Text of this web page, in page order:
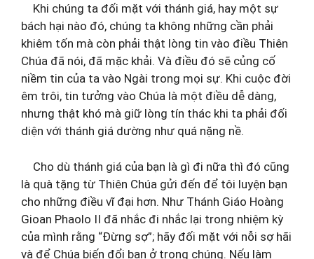
Khi chúng ta đối mặt với thánh giá, hay một sự
bách hại nào đó, chúng ta không những cần phải
khiêm tốn mà còn phải thật lòng tin vào điều Thiên
Chúa đã nói, đã mặc khải. Và điều đó sẽ củng cố
niềm tin của ta vào Ngài trong mọi sự. Khi cuộc đời
êm trôi, tin tưởng vào Chúa là một điều dễ dàng,
nhưng thật khó mà giữ lòng tín thác khi ta phải đối
diện với thánh giá dường như quá nặng nề.
Cho dù thánh giá của bạn là gì đi nữa thì đó cũng
là quà tặng từ Thiên Chúa gửi đến để tôi luyện bạn
cho những điều vĩ đại hơn. Như Thánh Giáo Hoàng
Gioan Phaolo II đã nhắc đi nhắc lại trong nhiệm kỳ
của mình rằng “Đừng sợ”; hãy đối mặt với nỗi sợ hãi
và để Chúa biến đổi bạn ở trong chúng. Nếu làm